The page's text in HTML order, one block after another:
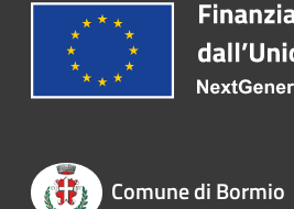
Comune di Bormio